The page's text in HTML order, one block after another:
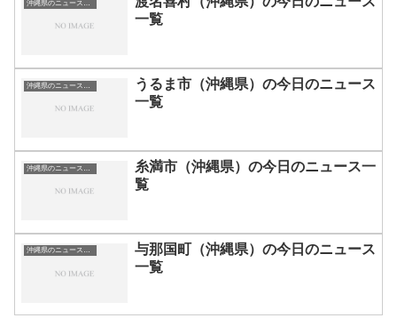
一覧
うるま市（沖縄県）の今日のニュース
一覧
糸満市（沖縄県）の今日のニュース一
覧
沖縄県のニュース一覧
与那国町（沖縄県）の今日のニュース
一覧